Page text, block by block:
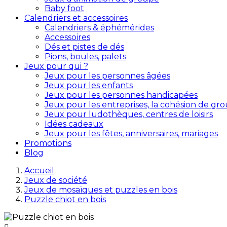
Baby foot
Calendriers et accessoires
Calendriers & éphémérides
Accessoires
Dés et pistes de dés
Pions, boules, palets
Jeux pour qui ?
Jeux pour les personnes âgées
Jeux pour les enfants
Jeux pour les personnes handicapées
Jeux pour les entreprises, la cohésion de
Jeux pour ludothèques, centres de loisirs
Idées cadeaux
Jeux pour les fêtes, anniversaires, mariages
Promotions
Blog
Accueil
Jeux de société
Jeux de mosaïques et puzzles en bois
Puzzle chiot en bois